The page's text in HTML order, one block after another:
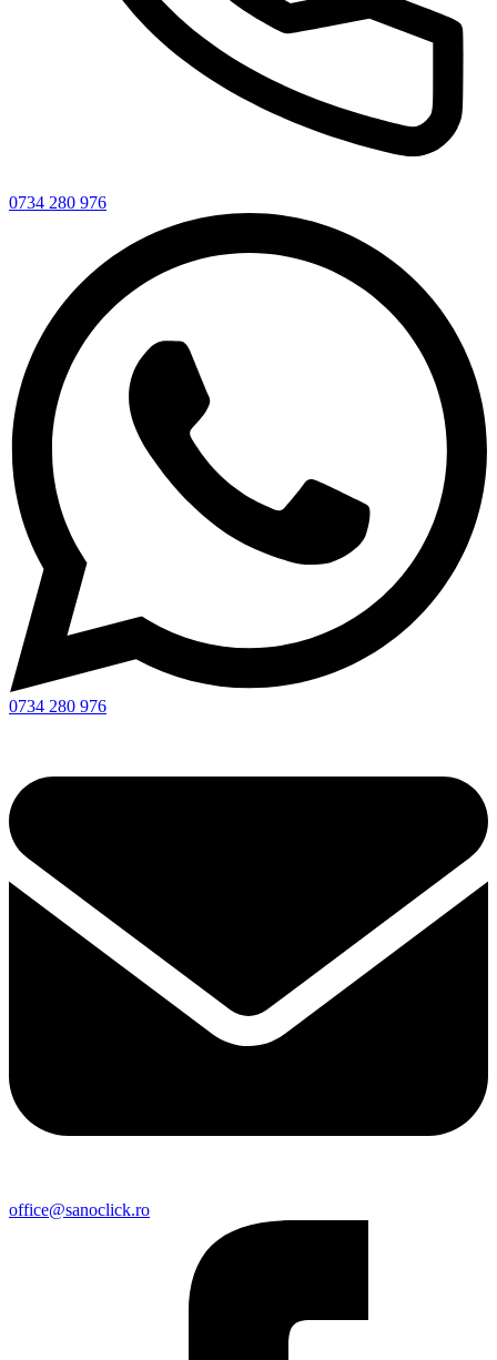
0734 280 976
0734 280 976
office@sanoclick.ro